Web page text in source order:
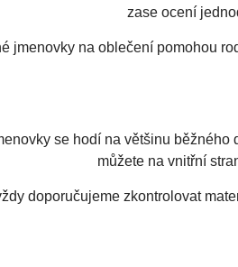
zase ocení
jmenovky na oblečení pomohou
se hodí na většinu
můžete na vnitřní
doporučujeme zkontrolovat